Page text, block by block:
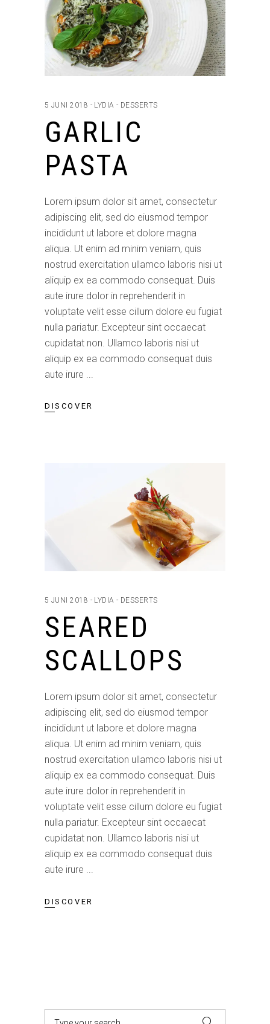
5 JUNI 2018 LYDIA DESSERTS
GARLIC
PASTA
Lorem ipsum dolor sit amet, consectetur
adipiscing elit, sed do eiusmod tempor
incididunt ut labore et dolore magna
aliqua. Ut enim ad minim veniam, quis
nostrud exercitation ullamco laboris nisi ut
aliquip ex ea commodo consequat. Duis
aute irure dolor in reprehenderit in
voluptate velit esse cillum dolore eu fugiat
nulla pariatur. Excepteur sint occaecat
cupidatat non. Ullamco laboris nisi ut
aliquip ex ea commodo consequat duis
aute irure
DISCOVER
5 JUNI 2018 LYDIA DESSERTS
SEARED
SCALLOPS
Lorem ipsum dolor sit amet, consectetur
adipiscing elit, sed do eiusmod tempor
incididunt ut labore et dolore magna
aliqua. Ut enim ad minim veniam, quis
nostrud exercitation ullamco laboris nisi ut
aliquip ex ea commodo consequat. Duis
aute irure dolor in reprehenderit in
voluptate velit esse cillum dolore eu fugiat
nulla pariatur. Excepteur sint occaecat
cupidatat non. Ullamco laboris nisi ut
aliquip ex ea commodo consequat duis
aute irure
DISCOVER